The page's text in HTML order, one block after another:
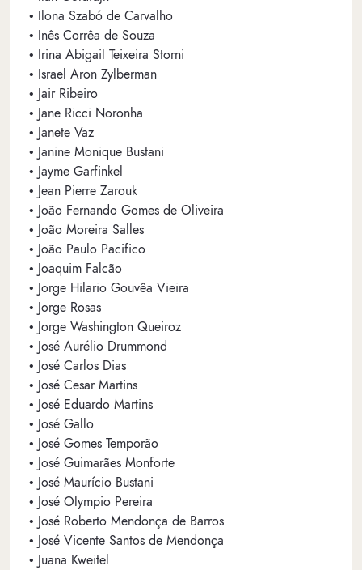
• Ilona Szabó de Carvalho
• Inês Corrêa de Souza
• Irina Abigail Teixeira Storni
• Israel Aron Zylberman
• Jair Ribeiro
• Jane Ricci Noronha
• Janete Vaz
• Janine Monique Bustani
• Jayme Garfinkel
• Jean Pierre Zarouk
• João Fernando Gomes de Oliveira
• João Moreira Salles
• João Paulo Pacifico
• Joaquim Falcão
• Jorge Hilario Gouvêa Vieira
• Jorge Rosas
• Jorge Washington Queiroz
• José Aurélio Drummond
• José Carlos Dias
• José Cesar Martins
• José Eduardo Martins
• José Gallo
• José Gomes Temporão
• José Guimarães Monforte
• José Maurício Bustani
• José Olympio Pereira
• José Roberto Mendonça de Barros
• José Vicente Santos de Mendonça
• Juana Kweitel